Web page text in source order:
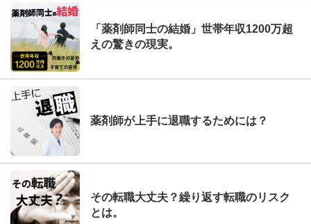
「薬剤師同士の結婚」世帯年収1200万超
えの驚きの現実。
薬剤師が上手に退職するためには？
その転職大丈夫？繰り返す転職のリスク
とは。